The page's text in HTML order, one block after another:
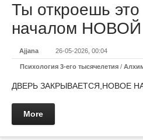
Ты откроешь
началом
Ajjana 26-05-2026, 00:04
Психология 3-его тысячелетия /
ДВЕРЬ ЗАКРЫВАЕТСЯ,НОВОЕ
More